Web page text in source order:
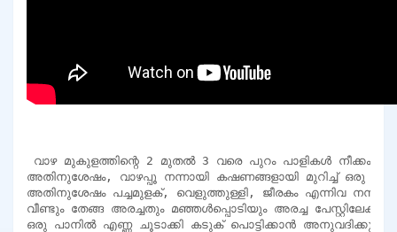
വാഴ മുകുളത്തിന്റെ 2 മുതൽ 3 വരെ പുറം പാളികൾ നീക്കം
അതിനുശേഷം, വാഴപ്പൂ നന്നായി കഷണങ്ങളായി മുറിച്ച് ഒരു
അതിനുശേഷം പച്ചമുളക്, വെളുത്തുള്ളി, ജീരകം എന്നിവ
വീണ്ടും തേങ്ങ അരച്ചതും മഞ്ഞൾപ്പൊടിയും അരച്ച പേസ്റ്റിലേക്ക്
ഒരു പാനിൽ എണ്ണ ചൂടാക്കി കടുക് പൊട്ടിക്കാൻ അനുവദിക്കുക.